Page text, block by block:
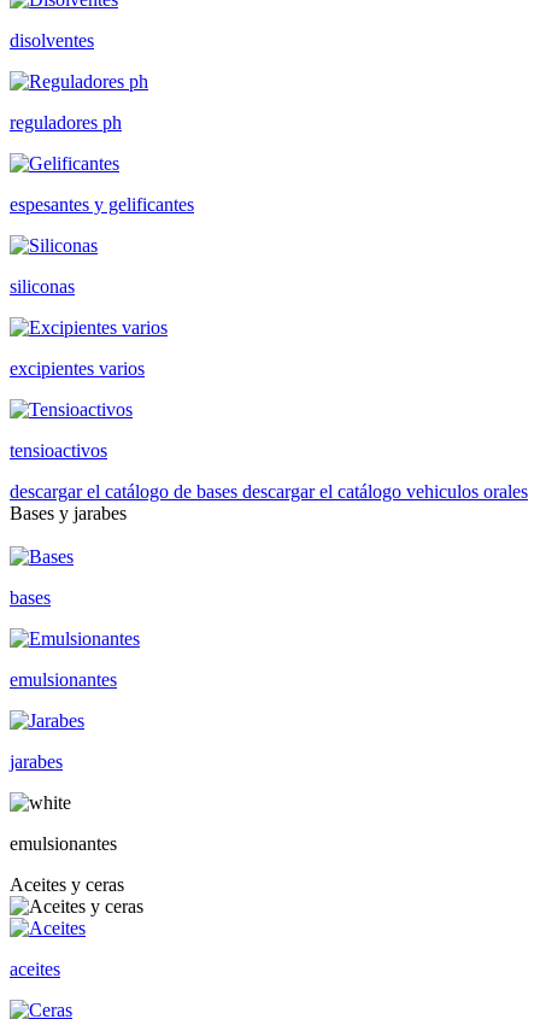
disolventes
reguladores ph
espesantes y gelificantes
siliconas
excipientes varios
tensioactivos
descargar el catálogo de bases descargar el catálogo vehiculos orales
Bases y jarabes
bases
emulsionantes
jarabes
emulsionantes
Aceites y ceras
aceites